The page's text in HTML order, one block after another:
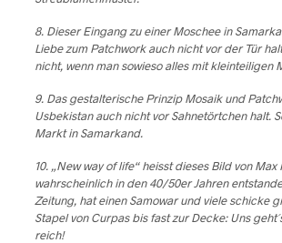
8. Dieser Eingang zu einer Moschee in
Liebe zum Patchwork auch nicht vor der Tür
nicht, wenn man sowieso alles mit kleinteiligen
9. Das gestalterische Prinzip Mosaik und
Usbekistan auch nicht vor Sahnetörtchen halt.
Markt in Samarkand.
10. „New way of life“ heisst dieses Bild von Max
wahrscheinlich in den 40/50er Jahren
Zeitung, hat einen Samowar und viele schicke
Stapel von Curpas bis fast zur Decke: Uns
reich!